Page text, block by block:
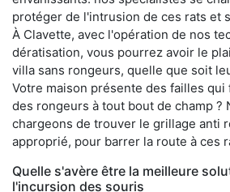
protéger de l'intrusion de ces rats et
À Clavette, avec l'opération de nos
dératisation, vous pourrez avoir le
villa sans rongeurs, quelle que soit
Votre maison présente des failles
des rongeurs à tout bout de champ ?
chargeons de trouver le grillage anti
approprié, pour barrer la route à ces
Quelle s'avère être la meilleure
l'incursion des souris